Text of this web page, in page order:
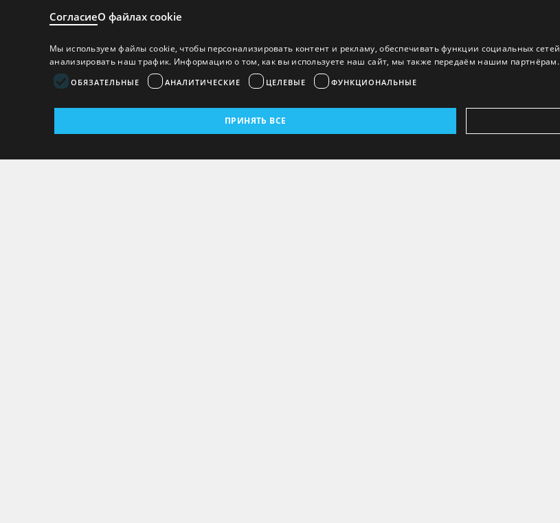
СогласиеО файлах cookie
Мы используем файлы cookie, чтобы персонализировать контент и рекламу, обеспечивать функции социальных
анализировать наш трафик. Информацию о том, как вы используете наш сайт, мы также передаём нашим партнёрам.
ОБЯЗАТЕЛЬНЫЕ АНАЛИТИЧЕСКИЕ ЦЕЛЕВЫЕ ФУНКЦИОНАЛЬНЫЕ
ПРИНЯТЬ ВСЕ